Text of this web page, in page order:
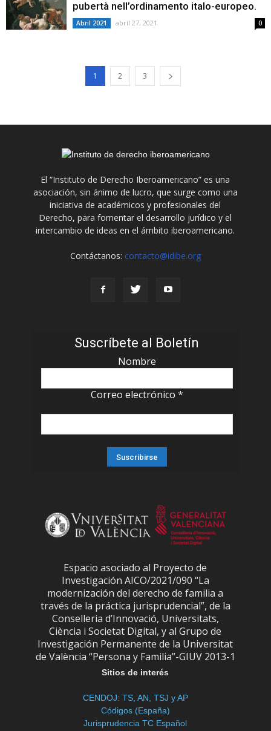
pubertà nell’ordinamento italo-europeo.
Abril 2021 abril 27, 2021 0
1 2 3
El “Instituto de Derecho Iberoamericano” es una
asociación, sin ánimo de lucro, que surge como una
iniciativa de académicos y profesionales del
Derecho, para fomentar el desarrollo jurídico y el
intercambio de ideas en el ámbito iberoamericano.
Contáctanos: contacto@idibe.org
Suscríbete al Boletín
Nombre
Correo electrónico *
Espacio asociado al Proyecto de
Investigación AICO/2021/090 “La
modernización del derecho de familia a
través de la práctica jurisprudencial”, de la
Conselleria d’Innovació, Universitats,
Ciència i Societat Digital, y al Grupo de
Investigación Permanente de la Universitat
de València “Persona y Familia”-GIUV 2013-1
Sitios de interés
CENDOJ: TS, AN, TSJ y AP
Códigos (España)
Jurisprudencia TC Español